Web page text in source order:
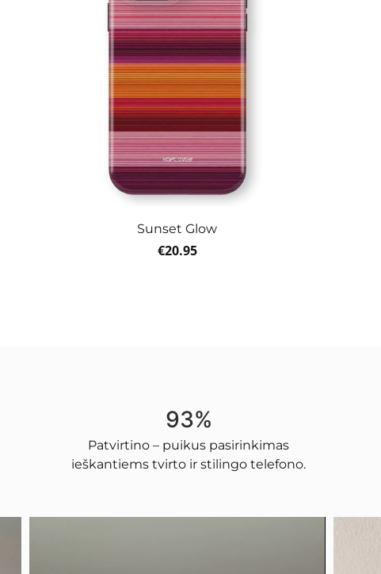
Sunset Glow
€20.95
93%
Patvirtino – puikus pasirinkimas
ieškantiems tvirto ir stilingo telefono.